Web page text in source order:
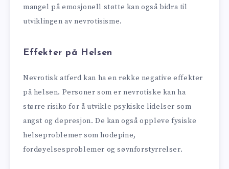
mangel på emosjonell støtte kan også bidra til
utviklingen av nevrotisisme.
Effekter på Helsen
Nevrotisk atferd kan ha en rekke negative effekter
på helsen. Personer som er nevrotiske kan ha
større risiko for å utvikle psykiske lidelser som
angst og depresjon. De kan også oppleve fysiske
helseproblemer som hodepine,
fordøyelsesproblemer og søvnforstyrrelser.